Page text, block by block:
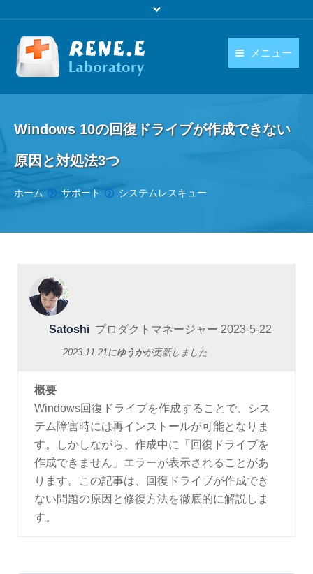
メニュー
ダウンロード
操作ガイド
日本語
language
Windows 10の回復ドライブが作成できない
原因と対処法3つ
You are here:
ホーム サポート システムレスキュー
Satoshi プロダクトマネージャー 2023-5-22
2023-11-21にゆうかが更新しました
概要
Windows回復ドライブを作成することで、シス
テム障害時には再インストールが可能となりま
す。しかしながら、作成中に「回復ドライブを
作成できません」エラーが表示されることがあ
ります。この記事は、回復ドライブが作成でき
ない問題の原因と修復方法を徹底的に解説しま
す。